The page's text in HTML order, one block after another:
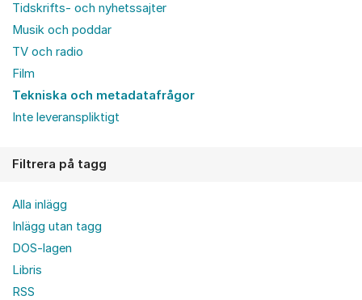
Tidskrifts- och nyhetssajter
Musik och poddar
TV och radio
Film
Tekniska och metadatafrågor
Inte leveranspliktigt
Filtrera på tagg
Alla inlägg
Inlägg utan tagg
DOS-lagen
Libris
RSS